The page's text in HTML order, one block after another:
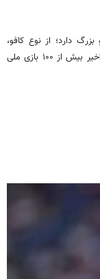
دارد؛ از نوع کافو،
فیلیپ لام یا فابیو کاناوارو. بیشتر کاپیتان‌های قهرمانان اخیر بیش از ۱۰۰ بازی ملی